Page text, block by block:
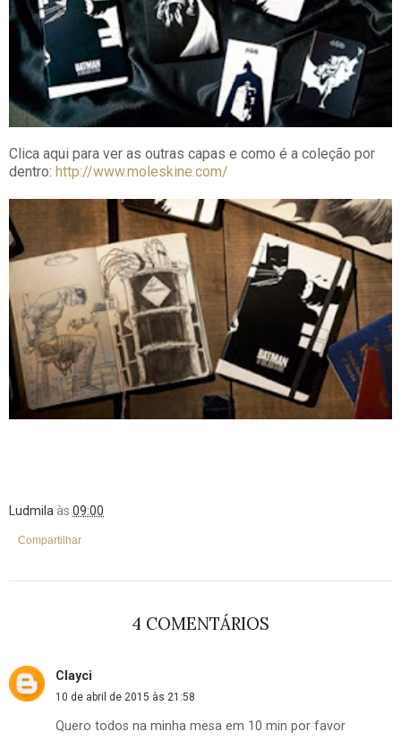
Clica aqui para ver as outras capas e como é a coleção por
dentro: http://www.moleskine.com/
Ludmila às 09:00
Compartilhar
4 COMENTÁRIOS
Clayci
10 de abril de 2015 às 21:58
Quero todos na minha mesa em 10 min por favor